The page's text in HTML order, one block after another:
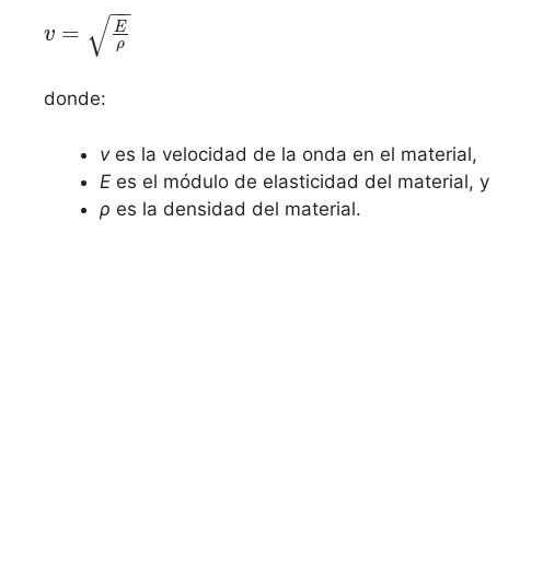
v =
E
ρ
−
−
√
donde:
ves la velocidad de la onda en el material,
E es el módulo de elasticidad del material, y
ρ es la densidad del material.